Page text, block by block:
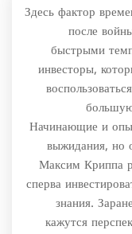
Здесь фактор
после
быстрыми
инвесторы,
Начинающие и
выжидания, но
Максим Криппа
сперва
знания.
кажутся